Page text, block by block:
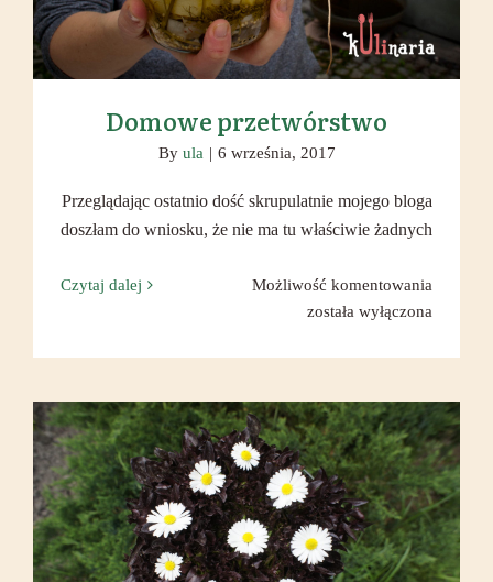
Domowe przetwórstwo
By ula | 6 września, 2017
Przeglądając ostatnio dość skrupulatnie mojego bloga
doszłam do wniosku, że nie ma tu właściwie żadnych
Czytaj dalej Możliwość komentowania
została wyłączona
Sałatki dobre na wszystko!